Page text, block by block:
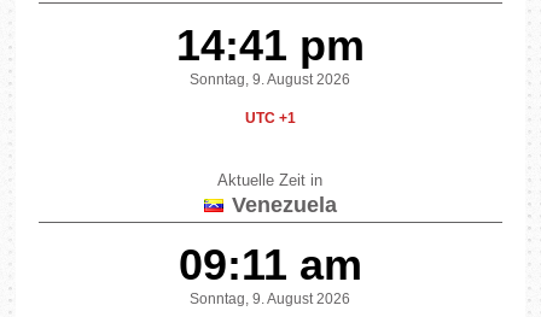
14:41 pm
Sonntag, 9. August 2026
UTC +1
Aktuelle Zeit in
Venezuela
09:11 am
Sonntag, 9. August 2026